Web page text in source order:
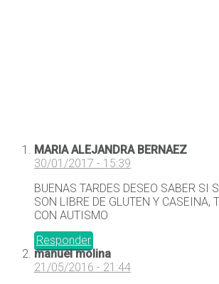
MARIA ALEJANDRA BERNAEZ
30/01/2017 - 15:39
BUENAS TARDES DESEO SABER SI
SON LIBRE DE GLUTEN Y CASEINA,
CON AUTISMO
Responder
manuel molina
21/05/2016 - 21:44